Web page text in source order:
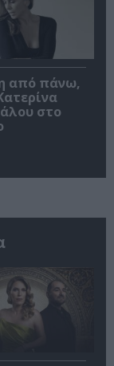
από πάνω,
στο